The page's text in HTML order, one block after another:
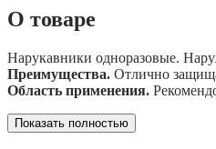
О товаре
Нарукавники одноразовые.
Преимущества. Отлично
Область применения.
Показать полностью